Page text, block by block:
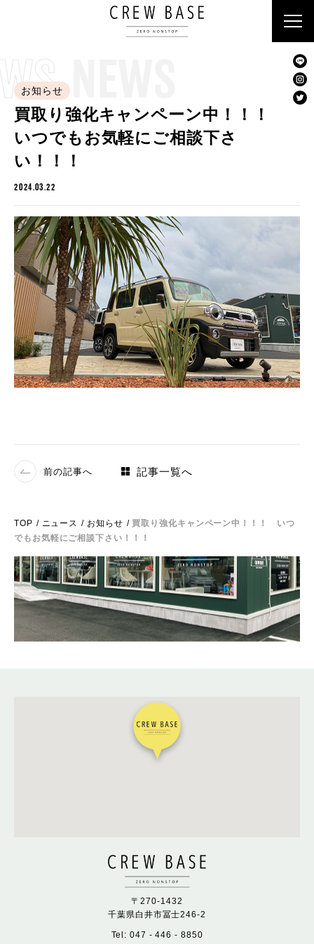
お知らせ
買取り強化キャンペーン中！！！
いつでもお気軽にご相談下さ
い！！！
2024.03.22
記事一覧へ
前の記事へ
TOP ニュース お知らせ
買取り強化キャンペーン中！！！ いつ
でもお気軽にご相談下さい！！！
〒270-1432
千葉県白井市冨士246-2
Tel: 047 - 446 - 8850